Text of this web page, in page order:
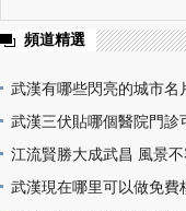
頻道精選
武漢有哪些閃亮的城市名
樓熱干面無人不知無人不
武漢三伏貼哪個醫院門診
醫院門診名單地址(就診
江流賢勝大成武昌 風景
韻味十足又充滿活力
武漢現在哪里可以做免費